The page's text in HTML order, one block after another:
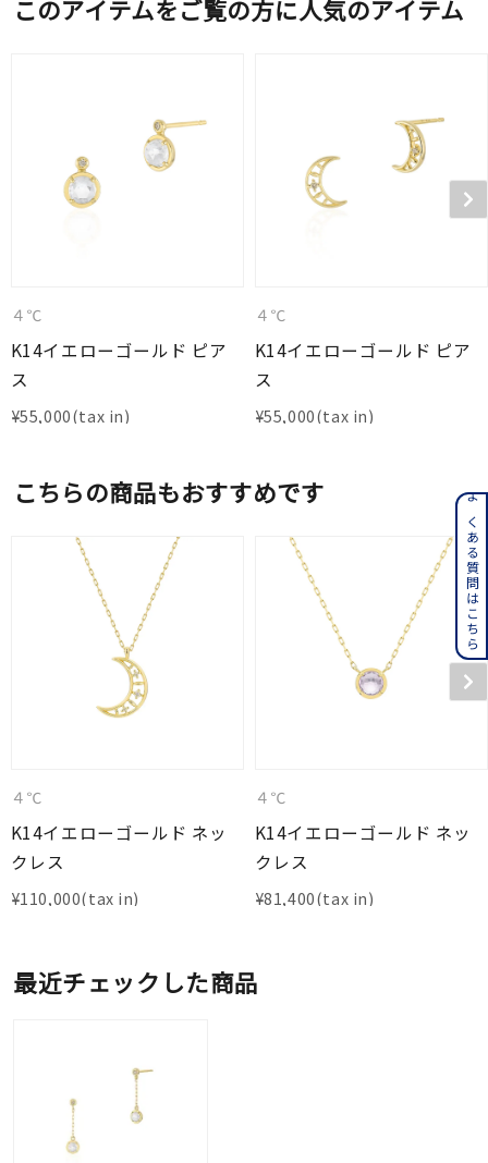
このアイテムをご覧の方に人気のアイテム
４℃
K14イエローゴールド ピア
ス
¥55,000
４℃
K14イエローゴールド ピア
ス
¥55,000
こちらの商品もおすすめです
４℃
K14イエローゴールド ネッ
クレス
¥110,000
４℃
K14イエローゴールド ネッ
クレス
¥81,400
最近チェックした商品
よくある質問はこちら